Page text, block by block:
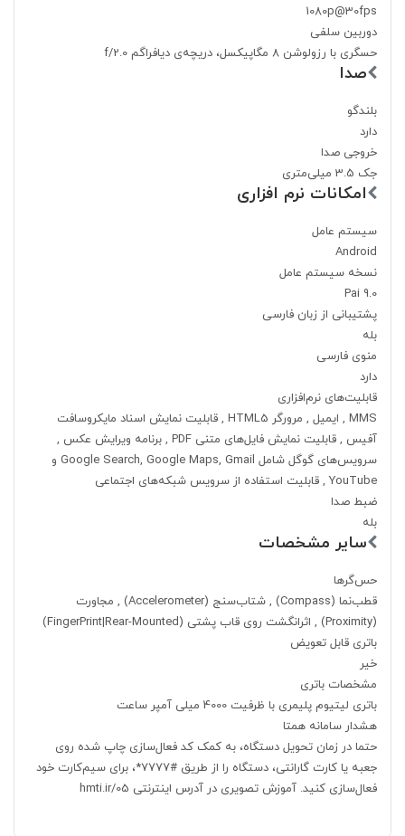
1080p@30fps
دوربین سلفی
حسگری با رزولوشن 8 مگاپیکسل، دریچه‌ی دیافراگم f/2.0
صدا
بلندگو
دارد
خروجی صدا
جک 3.5 میلی‌متری
امکانات نرم افزاری
سیستم عامل
Android
نسخه سیستم عامل
Pai 9.0
پشتیبانی از زبان فارسی
بله
منوی فارسی
دارد
قابلیت‌های نرم‌افزاری
MMS , ایمیل , مرورگر HTML5 , قابلیت نمایش اسناد مایکروسافت
آفیس , قابلیت نمایش فایل‌های متنی PDF , برنامه ویرایش عکس ,
سرویس‌های گوگل شامل Google Search, Google Maps, Gmail و
YouTube , قابلیت استفاده از سرویس شبکه‌های اجتماعی
ضبط صدا
بله
سایر مشخصات
حس‌گرها
قطب‌نما (Compass) , شتاب‌سنج (Accelerometer) , مجاورت
(Proximity) , اثرانگشت روی قاب پشتی (FingerPrint|Rear-Mounted)
باتری قابل تعویض
خیر
مشخصات باتری
باتری لیتیوم پلیمری با ظرفیت 4000 میلی آمپر ساعت
هشدار سامانه همتا
حتما در زمان تحویل دستگاه، به کمک کد فعال‌سازی چاپ شده روی
جعبه یا کارت گارانتی، دستگاه را از طریق #7777*، برای سیم‌کارت خود
فعال‌سازی کنید. آموزش تصویری در آدرس اینترنتی hmti.ir/05